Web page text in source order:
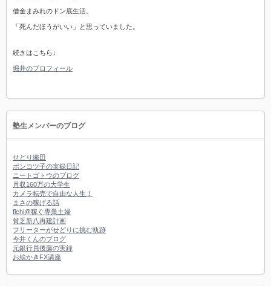
借金まみれのドン底生活。
「死んだほうがいい」と思っていました。
続きはこちら↓
堀井のプロフィール
塾生メンバーのブログ
せどり織田
ポンコツ子の実録日記
ニートゴトウのブログ
月収160万の大学生
カメラ転売で自由な人生！
まさの稼げる話
fichi@稼ぐ専業主婦
貧乏新八再建計画
フリーターがせどりに挑む軌跡
今井くんのブログ
元銀行員後藤の実録
お絵かきFX講座